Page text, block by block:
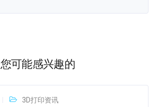
您可能感兴趣的
3D打印资讯